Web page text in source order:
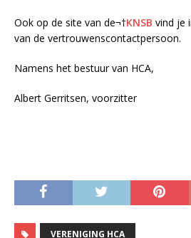
Ook op de site van de¬†KNSB vind je
van de vertrouwenscontactpersoon.
Namens het bestuur van HCA,
Albert Gerritsen, voorzitter
VERENIGING HCA